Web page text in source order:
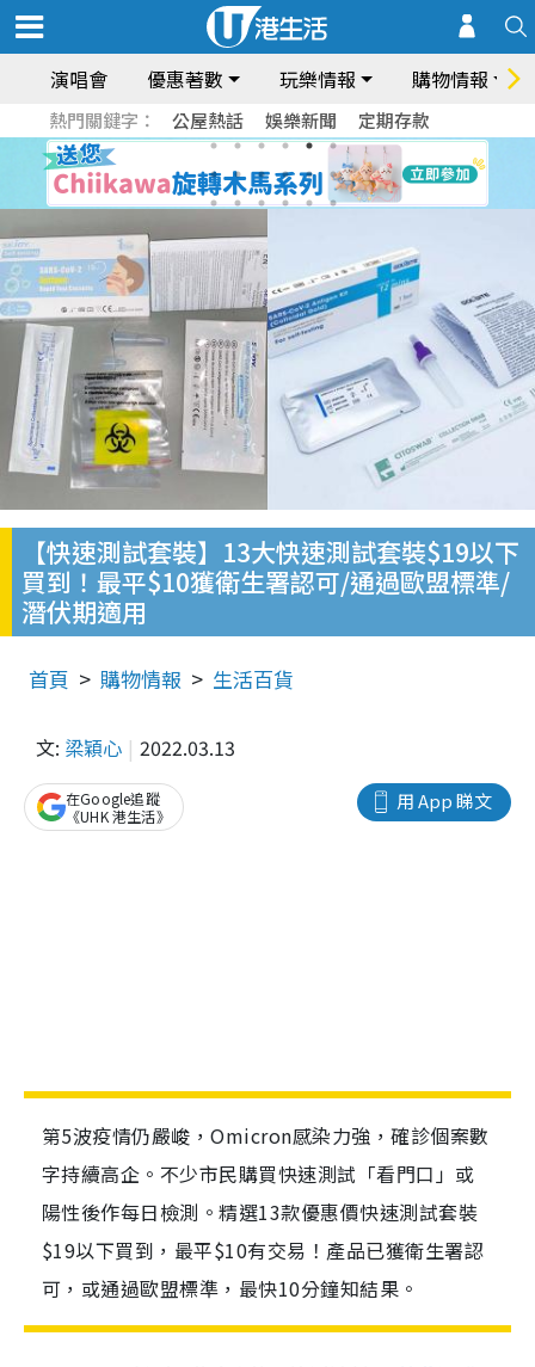
演唱會 優惠著數 玩樂情報 購物情報
熱門關鍵字： 公屋熱話 娛樂新聞 定期存款
【快速測試套裝】13大快速測試套裝$19以下
買到！最平$10獲衛生署認可/通過歐盟標準/
潛伏期適用
首頁 購物情報 生活百貨
文: 梁穎心 2022.03.13
用 App 睇文
在Google追蹤
《UHK 港生活》
第5波疫情仍嚴峻，Omicron感染力強，確診個案數
字持續高企。不少市民購買快速測試「看門口」或
陽性後作每日檢測。精選13款優惠價快速測試套裝
$19以下買到，最平$10有交易！產品已獲衛生署認
可，或通過歐盟標準，最快10分鐘知結果。